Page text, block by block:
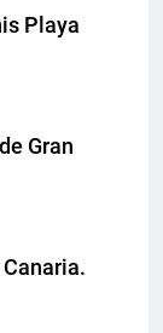
Playa
Gran
Canaria.